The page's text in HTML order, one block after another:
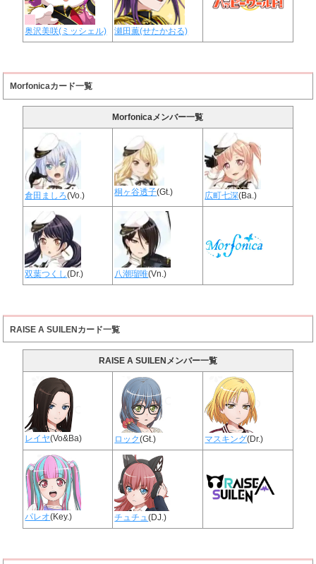
奥沢美咲(ミッシェル) 瀬田薫(せたかおる)
Morfonicaカード一覧
Morfonicaメンバー一覧
倉田ましろ(Vo.) 桐ヶ谷透子(Gt.) 広町七深(Ba.)
双葉つくし(Dr.) 八潮瑠唯(Vn.)
RAISE A SUILENカード一覧
RAISE A SUILENメンバー一覧
レイヤ(Vo&Ba) ロック(Gt.) マスキング(Dr.)
パレオ(Key.) チュチュ(DJ.)